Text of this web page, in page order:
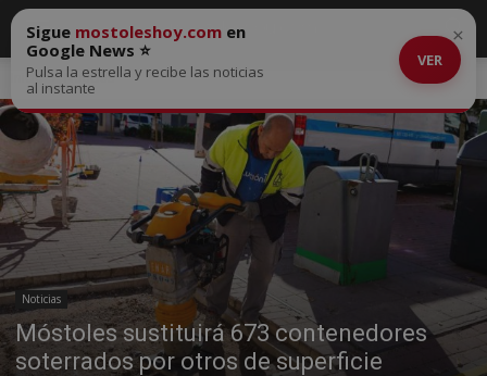
Inicio Noticias
Noticias
Móstoles sustituirá 673 contenedores
soterrados por otros de superficie
Sigue mostoleshoy.com en
Google News ⭐
Pulsa la estrella y recibe las noticias
al instante
VER
×